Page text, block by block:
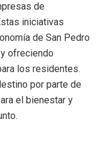
de
iniciativas
de San Pedro
ofreciendo
los residentes.
por parte de
el bienestar y